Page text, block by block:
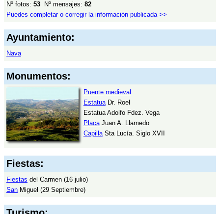
Nº fotos: 53 Nº mensajes: 82
Puedes completar o corregir la información publicada >>
Ayuntamiento:
Nava
Monumentos:
Puente medieval
EstatuaDr. Roel
Estatua Adolfo Fdez. Vega
PlacaJuan A. Llamedo
CapillaSta Lucía. Siglo XVII
Fiestas:
Fiestas del Carmen (16 julio)
San Miguel (29 Septiembre)